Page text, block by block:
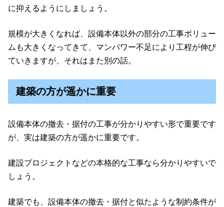
に抑えるようにしましょう。
規模が大きくなれば、設備本体以外の部分の工事ボリュー
ムも大きくなってきて、マンパワー不足により工程が伸び
ていきますが、それはまた別の話。
建築の方が遥かに重要
設備本体の撤去・据付の工事が分かりやすい形で重要です
が、実は建築の方が遥かに重要です。
建設プロジェクトなどの本格的な工事なら分かりやすいで
しょう。
建築でも、設備本体の撤去・据付と似たような制約条件が